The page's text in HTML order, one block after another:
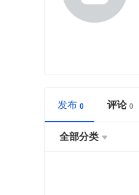
发布 评论
全部分类 